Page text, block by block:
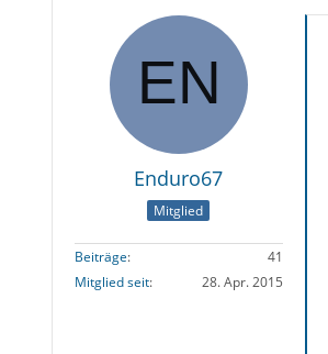
Enduro67
Mitglied
Beiträge
41
Mitglied seit
28. Apr. 2015